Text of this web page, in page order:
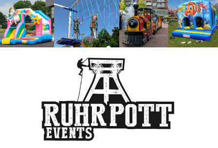
Skip
to
content